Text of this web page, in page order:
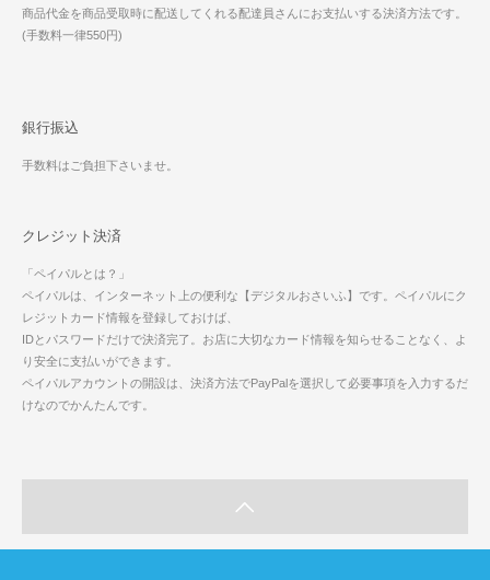
商品代金を商品受取時に配送してくれる配達員さんにお支払いする決済方法です。
(手数料一律550円)
銀行振込
手数料はご負担下さいませ。
クレジット決済
「ペイパルとは？」
ペイパルは、インターネット上の便利な【デジタルおさいふ】です。ペイパルにク
レジットカード情報を登録しておけば、
IDとパスワードだけで決済完了。お店に大切なカード情報を知らせることなく、よ
り安全に支払いができます。
ペイパルアカウントの開設は、決済方法でPayPalを選択して必要事項を入力するだ
けなのでかんたんです。